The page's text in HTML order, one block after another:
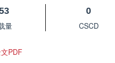
量
0
CSCD
PDF